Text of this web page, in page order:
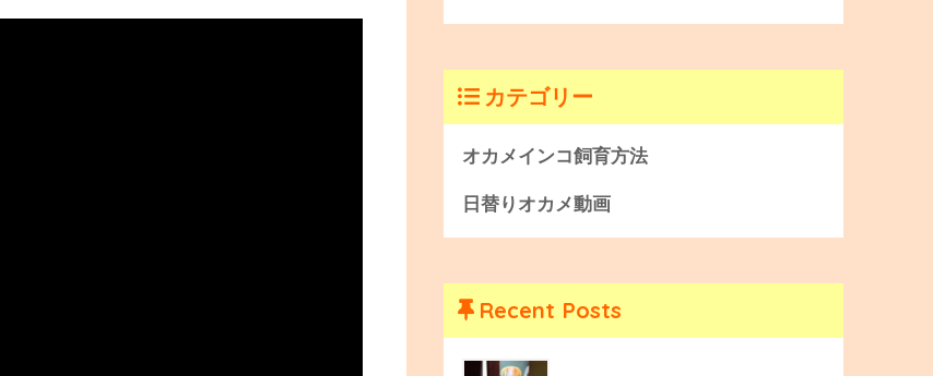
カテゴリー
オカメインコ飼育方法
日替りオカメ動画
Recent Posts